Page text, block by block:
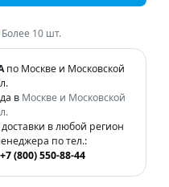
Более 10 шт.
по Москве и Московской
в Москве и Московской
в любой регион
по тел.:
+7 (800) 550-88-44